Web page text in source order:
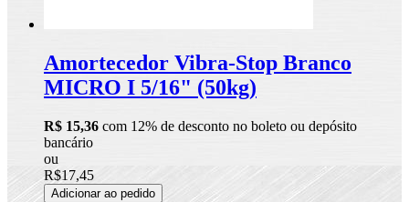
Amortecedor Vibra-Stop Branco
MICRO I 5/16" (50kg)
R$ 15,36 com 12% de desconto no boleto ou depósito
bancário
ou
R$17,45
Adicionar ao pedido